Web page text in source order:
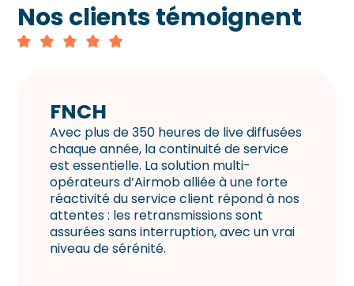
Nos clients témoignent
FNCH
Avec plus de 350 heures de live diffusées
chaque année, la continuité de service
est essentielle. La solution multi-
opérateurs d’Airmob alliée à une forte
réactivité du service client répond à nos
attentes : les retransmissions sont
assurées sans interruption, avec un vrai
niveau de sérénité.